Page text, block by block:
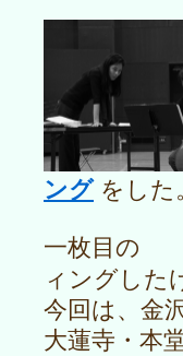
ングをした。
一枚目の
ィングした
今回は、金
大蓮寺・本